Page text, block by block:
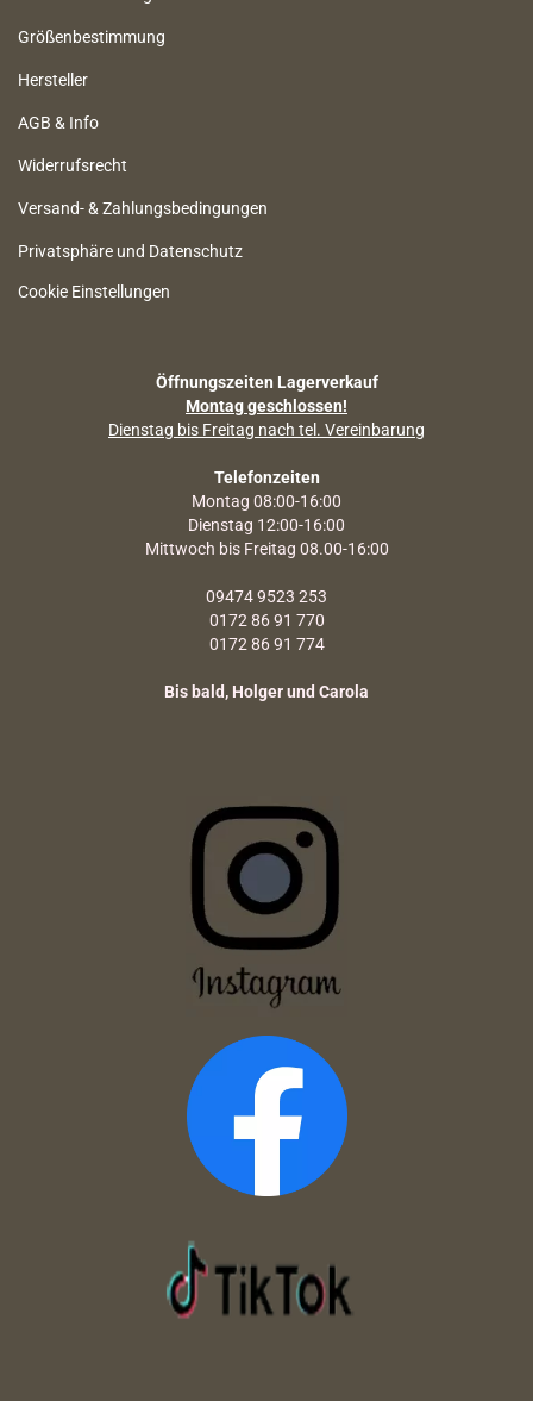
Größenbestimmung
Hersteller
AGB & Info
Widerrufsrecht
Versand- & Zahlungsbedingungen
Privatsphäre und Datenschutz
Cookie Einstellungen
Öffnungszeiten Lagerverkauf
Montag geschlossen!
Dienstag bis Freitag nach tel. Vereinbarung
Telefonzeiten
Montag 08:00-16:00
Dienstag 12:00-16:00
Mittwoch bis Freitag 08.00-16:00
09474 9523 253
0172 86 91 770
0172 86 91 774
Bis bald, Holger und Carola